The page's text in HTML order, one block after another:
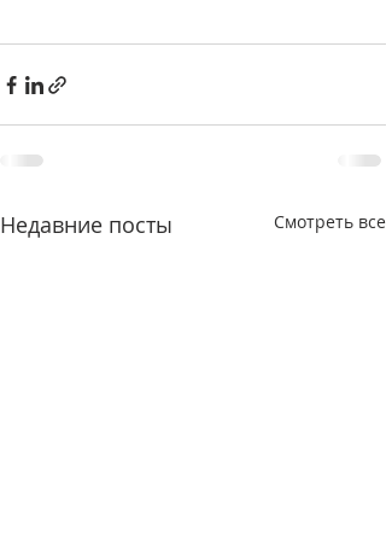
Недавние посты Смотреть все